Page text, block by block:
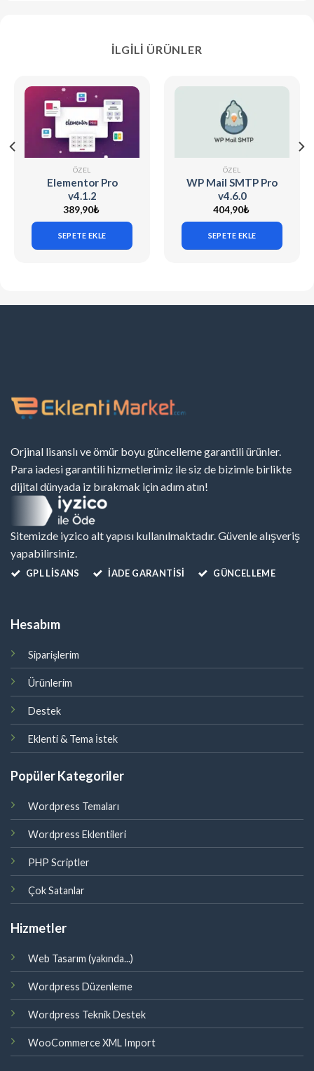
İLGILI ÜRÜNLER
ÖZEL
Elementor Pro
v4.1.2
389,90₺
SEPETE EKLE
ÖZEL
WP Mail SMTP Pro
v4.6.0
404,90₺
SEPETE EKLE
Orjinal lisanslı ve ömür boyu güncelleme garantili ürünler.
Para iadesi garantili hizmetlerimiz ile siz de bizimle birlikte
dijital dünyada iz bırakmak için adım atın!
Sitemizde iyzico alt yapısı kullanılmaktadır. Güvenle alışveriş
yapabilirsiniz.
GPL LISANS İADE GARANTİSİ GÜNCELLEME
Hesabım
Siparişlerim
Ürünlerim
Destek
Eklenti & Tema İstek
Popüler Kategoriler
Wordpress Temaları
Wordpress Eklentileri
PHP Scriptler
Çok Satanlar
Hizmetler
Web Tasarım (yakında...)
Wordpress Düzenleme
Wordpress Teknik Destek
WooCommerce XML Import